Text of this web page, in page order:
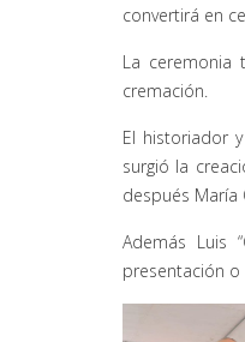
convertirá en
La ceremonia
cremación.
El historiador
surgió la
después
Además Luis
presentación o